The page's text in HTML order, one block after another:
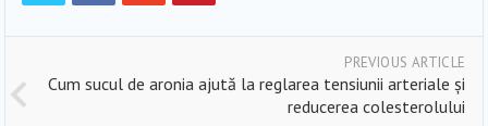
PREVIOUS ARTICLE
Cum sucul de aronia ajută la reglarea tensiunii arteriale și
reducerea colesterolului